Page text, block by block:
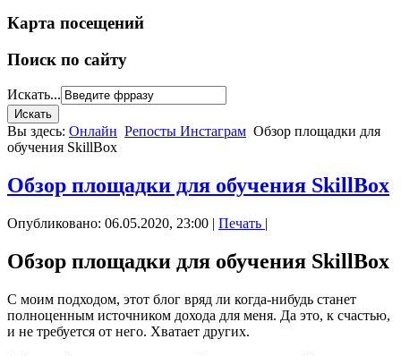
Карта посещений
Поиск по сайту
Искать...
Вы здесь: Онлайн Репосты Инстаграм Обзор площадки для
обучения SkillBox
Обзор площадки для обучения SkillBox
Опубликовано: 06.05.2020, 23:00 | Печать |
Обзор площадки для обучения SkillBox
С моим подходом, этот блог вряд ли когда-нибудь станет
полноценным источником дохода для меня. Да это, к счастью,
и не требуется от него. Хватает других.